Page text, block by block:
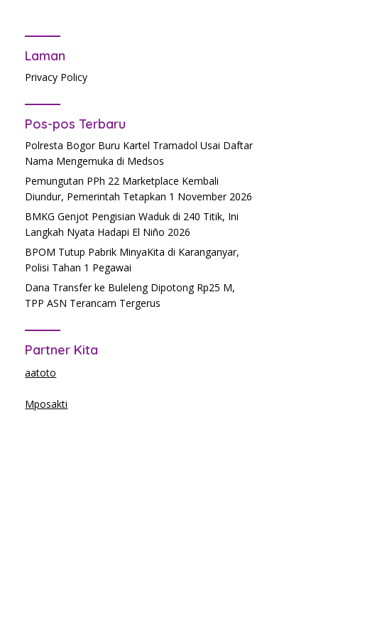
Laman
Privacy Policy
Pos-pos Terbaru
Polresta Bogor Buru Kartel Tramadol Usai Daftar
Nama Mengemuka di Medsos
Pemungutan PPh 22 Marketplace Kembali
Diundur, Pemerintah Tetapkan 1 November 2026
BMKG Genjot Pengisian Waduk di 240 Titik, Ini
Langkah Nyata Hadapi El Niño 2026
BPOM Tutup Pabrik MinyaKita di Karanganyar,
Polisi Tahan 1 Pegawai
Dana Transfer ke Buleleng Dipotong Rp25 M,
TPP ASN Terancam Tergerus
Partner Kita
aatoto
Mposakti